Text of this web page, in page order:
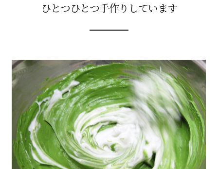
ひとつひとつ手作りしています